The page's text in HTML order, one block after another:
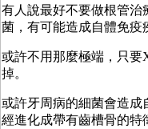
有人說最好不要做根管治
菌，有可能造成自體免疫
或許不用那麼極端，只要
掉。
或許牙周病的細菌會造成
經進化成帶有齒槽骨的特